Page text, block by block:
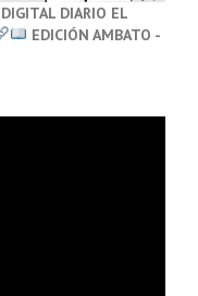
DIARIO EL
EDICIÓN AMBATO -